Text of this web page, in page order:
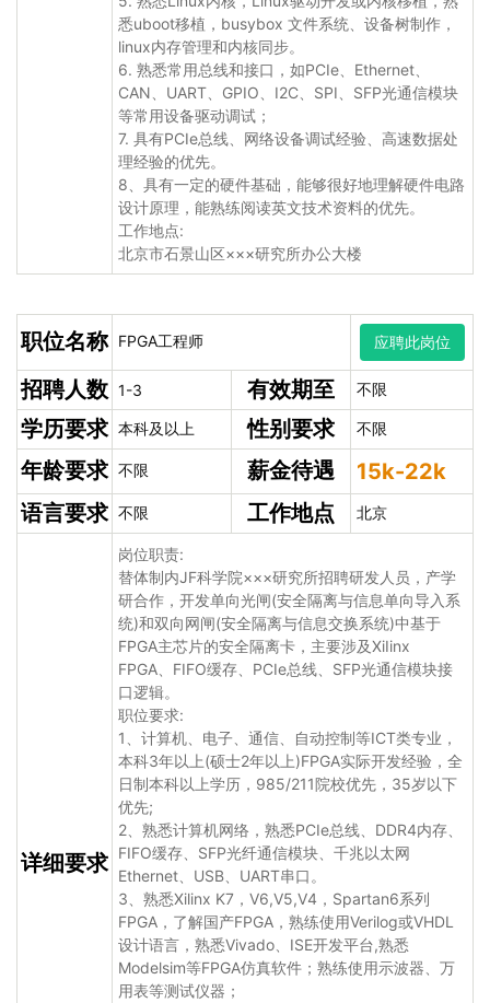
悉uboot移植，busybox 文件系统、设备树制作，
linux内存管理和内核同步。
6. 熟悉常用总线和接口，如PCIe、Ethernet、
CAN、UART、GPIO、I2C、SPI、SFP光通信模块
等常用设备驱动调试；
7. 具有PCIe总线、网络设备调试经验、高速数据处
理经验的优先。
8、具有一定的硬件基础，能够很好地理解硬件电路
设计原理，能熟练阅读英文技术资料的优先。
工作地点:
北京市石景山区×××研究所办公大楼
职位名称 FPGA工程师 应聘此岗位
招聘人数 1-3 有效期至 不限
学历要求 本科及以上 性别要求 不限
年龄要求 不限 薪金待遇
15k-22k
语言要求 不限 工作地点 北京
详细要求
岗位职责:
替体制内JF科学院×××研究所招聘研发人员，产学
研合作，开发单向光闸(安全隔离与信息单向导入系
统)和双向网闸(安全隔离与信息交换系统)中基于
FPGA主芯片的安全隔离卡，主要涉及XiIinx
FPGA、FIFO缓存、PCIe总线、SFP光通信模块接
口逻辑。
职位要求:
1、计算机、电子、通信、自动控制等ICT类专业，
本科3年以上(硕士2年以上)FPGA实际开发经验，全
日制本科以上学历，985/211院校优先，35岁以下
优先;
2、熟悉计算机网络，熟悉PCIe总线、DDR4内存、
FIFO缓存、SFP光纤通信模块、千兆以太网
Ethernet、USB、UART串口。
3、熟悉Xilinx K7，V6,V5,V4，Spartan6系列
FPGA，了解国产FPGA，熟练使用Verilog或VHDL
设计语言，熟悉Vivado、ISE开发平台,熟悉
Modelsim等FPGA仿真软件；熟练使用示波器、万
用表等测试仪器；